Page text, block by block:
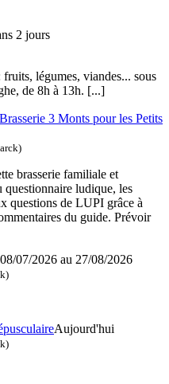
2 jours
légumes, viandes... sous
de 8h à 13h. [...]
3 Monts pour les Petits
brasserie familiale et
questionnaire ludique, les
questions de LUPI grâce à
du guide. Prévoir
07/2026 au 27/08/2026
Aujourd'hui